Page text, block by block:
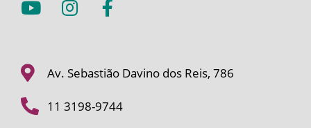
Av. Sebastião Davino dos Reis, 786
11 3198-9744